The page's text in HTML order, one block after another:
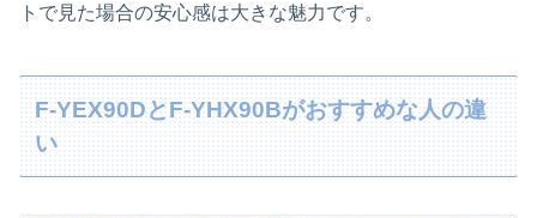
トで見た場合の安心感は大きな魅力です。
F‑YEX90DとF‑YHX90Bがおすすめな人の違
い